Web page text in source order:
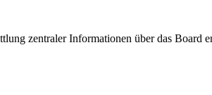
zentraler Informationen über das Board